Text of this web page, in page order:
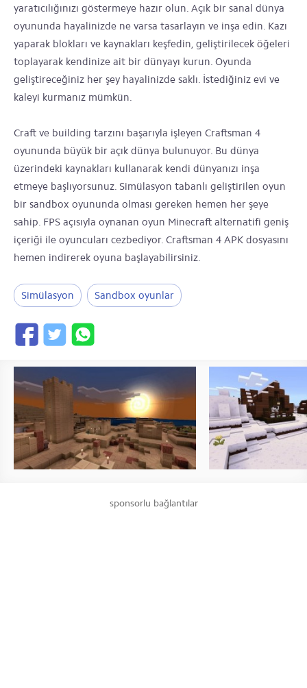
yaratıcılığınızı göstermeye hazır olun. Açık bir sanal dünya
oyununda hayalinizde ne varsa tasarlayın ve inşa edin. Kazı
yaparak blokları ve kaynakları keşfedin, geliştirilecek öğeleri
toplayarak kendinize ait bir dünyayı kurun. Oyunda
geliştireceğiniz her şey hayalinizde saklı. İstediğiniz evi ve
kaleyi kurmanız mümkün.
Craft ve building tarzını başarıyla işleyen Craftsman 4
oyununda büyük bir açık dünya bulunuyor. Bu dünya
üzerindeki kaynakları kullanarak kendi dünyanızı inşa
etmeye başlıyorsunuz. Simülasyon tabanlı geliştirilen oyun
bir sandbox oyununda olması gereken hemen her şeye
sahip. FPS açısıyla oynanan oyun Minecraft alternatifi geniş
içeriği ile oyuncuları cezbediyor. Craftsman 4 APK dosyasını
hemen indirerek oyuna başlayabilirsiniz.
Simülasyon Sandbox oyunlar
sponsorlu bağlantılar